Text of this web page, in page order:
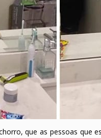
que as pessoas que